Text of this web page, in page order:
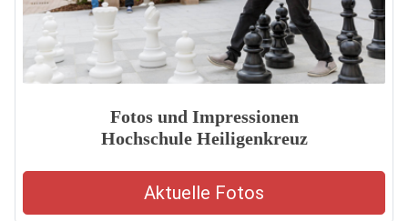
Fotos und Impressionen
Hochschule Heiligenkreuz
Aktuelle Fotos